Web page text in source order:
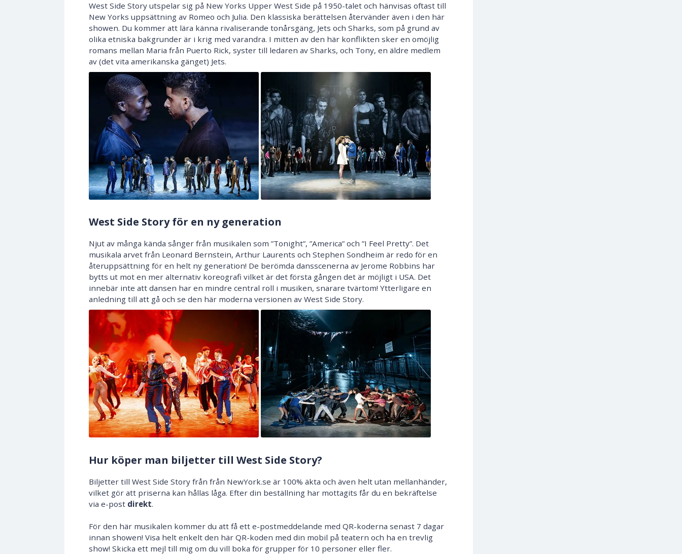
West Side Story utspelar sig på New Yorks Upper West Side på 1950-talet och hänvisas oftast till
New Yorks uppsättning av Romeo och Julia. Den klassiska berättelsen återvänder även i den här
showen. Du kommer att lära känna rivaliserande tonårsgäng, Jets och Sharks, som på grund av
olika etniska bakgrunder är i krig med varandra. I mitten av den här konflikten sker en omöjlig
romans mellan Maria från Puerto Rick, syster till ledaren av Sharks, och Tony, en äldre medlem
av (det vita amerikanska gänget) Jets.
West Side Story för en ny generation
Njut av många kända sånger från musikalen som ”Tonight”, ”America” och ”I Feel Pretty”. Det
musikala arvet från Leonard Bernstein, Arthur Laurents och Stephen Sondheim är redo för en
återuppsättning för en helt ny generation! De berömda dansscenerna av Jerome Robbins har
bytts ut mot en mer alternativ koreografi vilket är det första gången det är möjligt i USA. Det
innebär inte att dansen har en mindre central roll i musiken, snarare tvärtom! Ytterligare en
anledning till att gå och se den här moderna versionen av West Side Story.
Hur köper man biljetter till West Side Story?
Biljetter till West Side Story från från NewYork.se är 100% äkta och även helt utan mellanhänder,
vilket gör att priserna kan hållas låga. Efter din beställning har mottagits får du en bekräftelse
via e-post direkt.
För den här musikalen kommer du att få ett e-postmeddelande med QR-koderna senast 7 dagar
innan showen! Visa helt enkelt den här QR-koden med din mobil på teatern och ha en trevlig
show! Skicka ett mejl till mig om du vill boka för grupper för 10 personer eller fler.